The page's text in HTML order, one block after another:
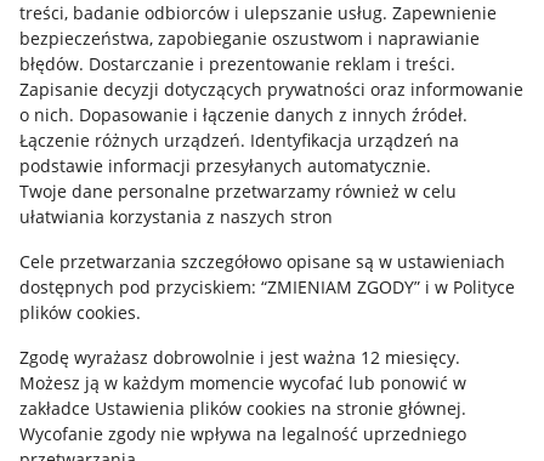
treści, badanie odbiorców i ulepszanie usług. Zapewnienie
bezpieczeństwa, zapobieganie oszustwom i naprawianie
błędów. Dostarczanie i prezentowanie reklam i treści.
Zapisanie decyzji dotyczących prywatności oraz informowanie
o nich. Dopasowanie i łączenie danych z innych źródeł.
Łączenie różnych urządzeń. Identyfikacja urządzeń na
podstawie informacji przesyłanych automatycznie.
Twoje dane personalne przetwarzamy również w celu
ułatwiania korzystania z naszych stron
Cele przetwarzania szczegółowo opisane są w ustawieniach
dostępnych pod przyciskiem: “ZMIENIAM ZGODY” i w Polityce
plików cookies.
Zgodę wyrażasz dobrowolnie i jest ważna 12 miesięcy.
Możesz ją w każdym momencie wycofać lub ponowić w
zakładce Ustawienia plików cookies na stronie głównej.
Wycofanie zgody nie wpływa na legalność uprzedniego
Pobierz aplikację
Korzystanie z serwisu oznacza akceptację